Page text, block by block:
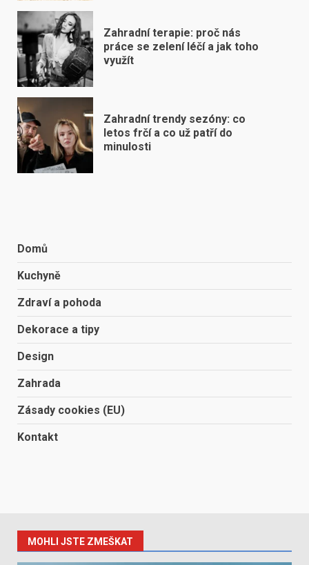
Zahradní terapie: proč nás
práce se zelení léčí a jak toho
využít
Zahradní trendy sezóny: co
letos frčí a co už patří do
minulosti
Domů
Kuchyně
Zdraví a pohoda
Dekorace a tipy
Design
Zahrada
Zásady cookies (EU)
Kontakt
MOHLI JSTE ZMEŠKAT